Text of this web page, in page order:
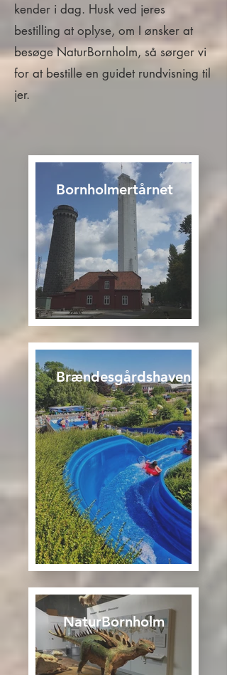
kender i dag. Husk ved jeres
bestilling at oplyse, om I ønsker at
besøge NaturBornholm, så sørger vi
for at bestille en guidet rundvisning til
jer.
Bornholmertårnet
Brændesgårdshaven,
NaturBornholm